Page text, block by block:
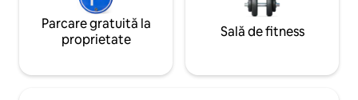
Parcare gratuită la
proprietate
Sală de fitness